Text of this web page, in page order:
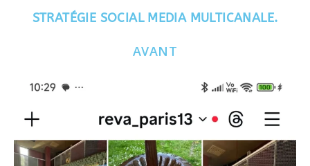
STRATÉGIE SOCIAL MEDIA MULTICANALE.
AVANT